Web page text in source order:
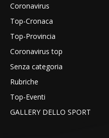
Coronavirus
Top-Cronaca
Top-Provincia
Coronavirus top
Senza categoria
Rubriche
Top-Eventi
GALLERY DELLO SPORT